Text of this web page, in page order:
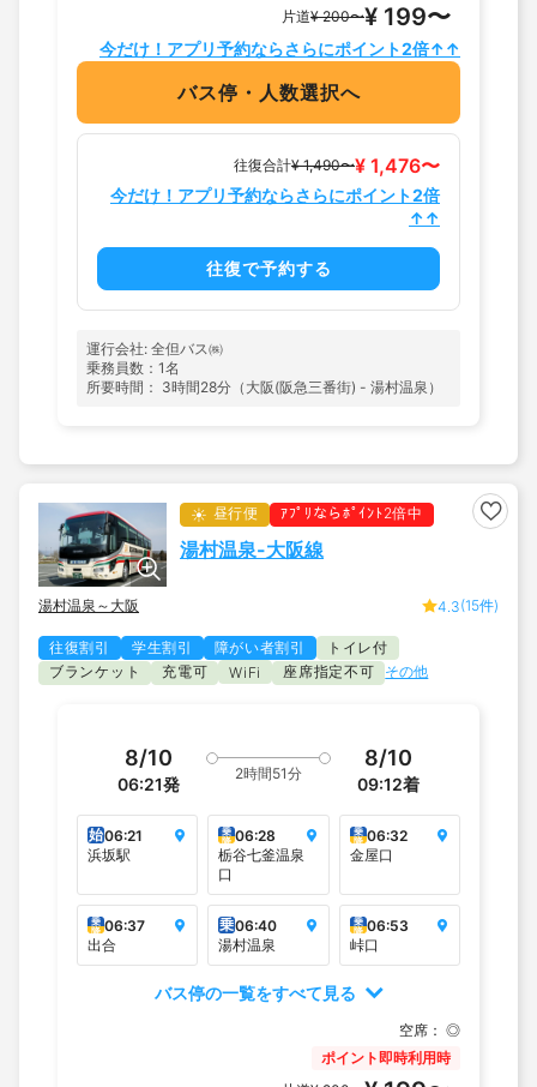
片道¥ 200〜¥ 199〜
今だけ！アプリ予約ならさらにポイント2倍↑↑
バス停・人数選択へ
往復合計¥ 1,490〜¥ 1,476〜
今だけ！アプリ予約ならさらにポイント2倍
↑↑
往復で予約する
運行会社: 全但バス㈱
乗務員数：1名
所要時間： 3時間28分（大阪(阪急三番街) - 湯村温泉）
昼行便 ｱﾌﾟﾘならﾎﾟｲﾝﾄ2倍中
湯村温泉-大阪線
湯村温泉～大阪 4.3(15件)
往復割引 学生割引 障がい者割引
トイレ付
ブランケット
充電可 WiFi 座席指定不可 その他
8/10
06:21発
2時間51分
8/10
09:12着
始06:21
浜坂駅
乗
降 06:28
栃谷七釜温泉
口
乗
降 06:32
金屋口
乗
降 06:37
出合
乗06:40
湯村温泉
乗
降 06:53
峠口
バス停の一覧をすべて見る
空席： ◎
ポイント即時利用時